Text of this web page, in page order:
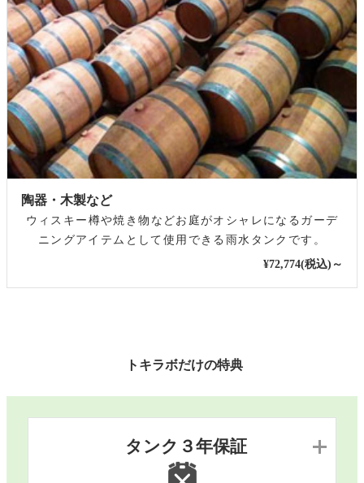
陶器・木製など
ウィスキー樽や焼き物などお庭がオシャレになるガーデ
ニングアイテムとして使用できる雨水タンクです。
¥72,774(税込)～
トキラボだけの特典
タンク３年保証